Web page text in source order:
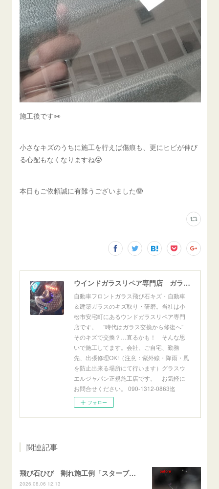
施工後です👀
小さなキズのうちに施工を行えば傷痕も、更にヒビが伸び
る心配もなくなりますね🤓
本日もご依頼誠に有難うございました🤓
ウインドガラスリペア専門店 ガラスリペア・ヨシダ グラスウェルドジャパン 正規施工店 小松市
自動車フロントガラス飛び石キズ・自動車
＆建築ガラスのキズ取り・研磨。当社は小
松市安宅町にあるウンドガラスリペア専門
店です。 ”時代はガラス交換から修復へ”
そのキズで交換？…直るかも！ そんな思
いで施工してます。会社、ご自宅、勤務
先、出張修理OK!（注意：紫外線・降雨・風
を防止出来る場所にて行います）グラスウ
エルジャパン正規施工店です。 お気軽に
お問合せください。 090-1312-0863迄
フォロー
関連記事
飛び石ひび 割れ施工例「スターブレイク系」 フリード
2026.08.06 12:13